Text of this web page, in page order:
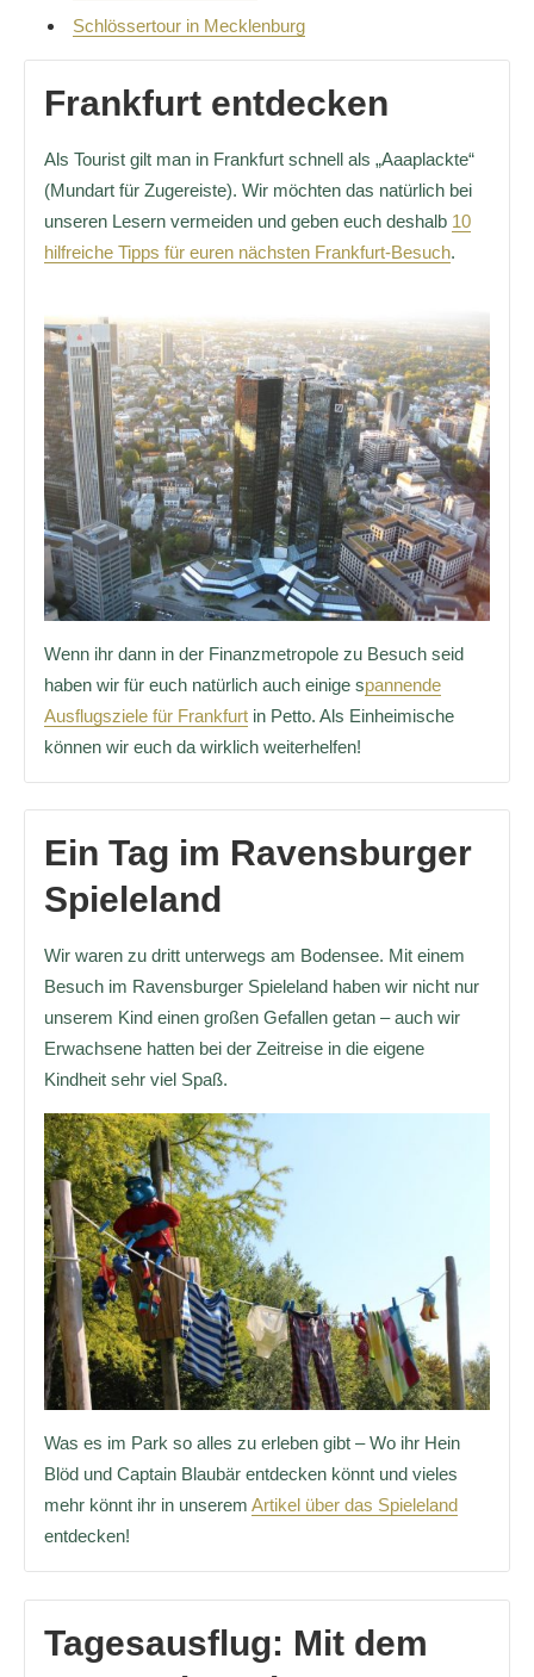
Schlössertour in Mecklenburg
Frankfurt entdecken
Als Tourist gilt man in Frankfurt schnell als „Aaaplackte“
(Mundart für Zugereiste). Wir möchten das natürlich bei
unseren Lesern vermeiden und geben euch deshalb 10
hilfreiche Tipps für euren nächsten Frankfurt-Besuch.
Wenn ihr dann in der Finanzmetropole zu Besuch seid
haben wir für euch natürlich auch einige spannende
Ausflugsziele für Frankfurt in Petto. Als Einheimische
können wir euch da wirklich weiterhelfen!
Ein Tag im Ravensburger
Spieleland
Wir waren zu dritt unterwegs am Bodensee. Mit einem
Besuch im Ravensburger Spieleland haben wir nicht nur
unserem Kind einen großen Gefallen getan – auch wir
Erwachsene hatten bei der Zeitreise in die eigene
Kindheit sehr viel Spaß.
Was es im Park so alles zu erleben gibt – Wo ihr Hein
Blöd und Captain Blaubär entdecken könnt und vieles
mehr könnt ihr in unserem Artikel über das Spieleland
entdecken!
Tagesausflug: Mit dem